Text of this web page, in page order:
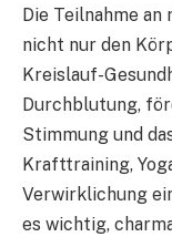
Die Teilnahme
nicht nur den
Kreislauf-
Durchblutung,
Stimmung und
Krafttraining,
Verwirklichung
es wichtig,